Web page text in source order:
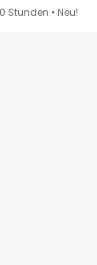
Stunden • Neu!